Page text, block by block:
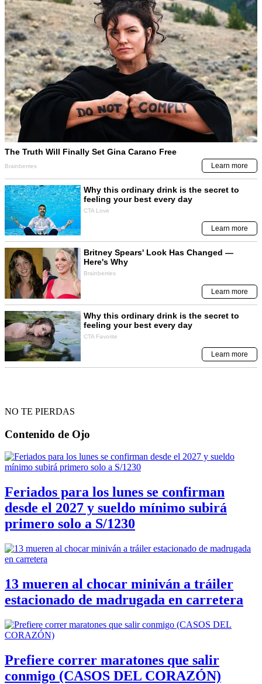
NO TE PIERDAS
Contenido de Ojo
Feriados para los lunes se confirman
desde el 2027 y sueldo mínimo subirá
primero solo a S/1230
13 mueren al chocar miniván a tráiler
estacionado de madrugada en carretera
Prefiere correr maratones que salir
conmigo (CASOS DEL CORAZÓN)